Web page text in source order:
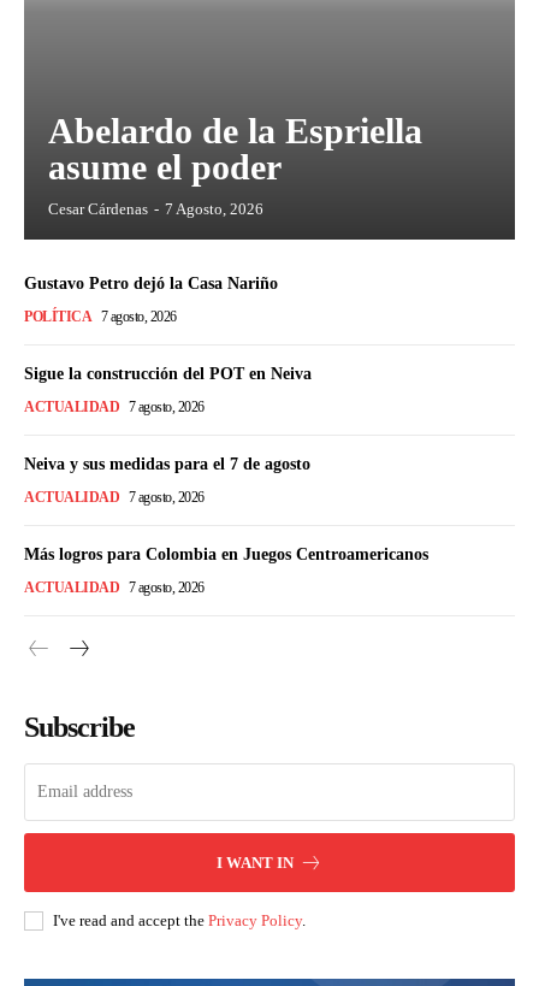
Abelardo de la Espriella
asume el poder
Cesar Cárdenas - 7 Agosto, 2026
Gustavo Petro dejó la Casa Nariño
POLÍTICA 7 agosto, 2026
Sigue la construcción del POT en Neiva
ACTUALIDAD 7 agosto, 2026
Neiva y sus medidas para el 7 de agosto
ACTUALIDAD 7 agosto, 2026
Más logros para Colombia en Juegos Centroamericanos
ACTUALIDAD 7 agosto, 2026
Subscribe
I WANT IN
I've read and accept the Privacy Policy.